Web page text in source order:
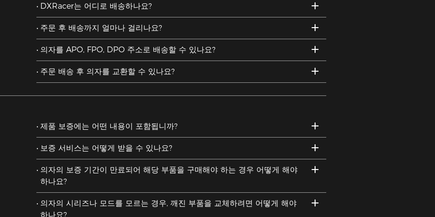
DXRacer는 어디로 배송하나요?
주문 후 배송까지 얼마나 걸리나요?
의자를 APO, FPO, DPO 주소로 배송할 수 있나요?
주문 배송 후 의자를 교환할 수 있나요?
제품 보증에는 어떤 내용이 포함됩니까?
보증 서비스는 어떻게 받을 수 있나요?
의자의 보증 기간이 만료되어 해당 부품을 구매해야 하는 경우 어떻게 해야
하나요?
의자의 시리즈나 모드를 모르는 경우, 깨진 부품을 교체하려면 어떻게 해야
하나요?